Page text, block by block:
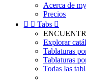
Acerca de
Precios
  Tabs 
Explorar
Tablaturas
Tablaturas
Todas las